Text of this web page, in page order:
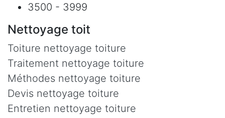
3500 - 3999
Nettoyage toit
Toiture nettoyage toiture
Traitement nettoyage toiture
Méthodes nettoyage toiture
Devis nettoyage toiture
Entretien nettoyage toiture